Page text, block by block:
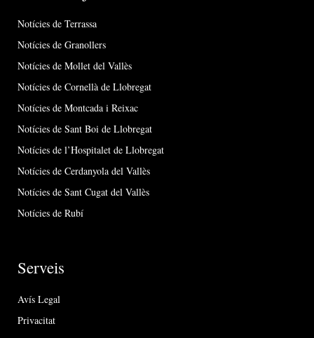
Notícies de Terrassa
Notícies de Granollers
Notícies de Mollet del Vallès
Notícies de Cornellà de Llobregat
Notícies de Montcada i Reixac
Notícies de Sant Boi de Llobregat
Notícies de l’Hospitalet de Llobregat
Notícies de Cerdanyola del Vallès
Notícies de Sant Cugat del Vallès
Notícies de Rubí
Serveis
Avís Legal
Privacitat